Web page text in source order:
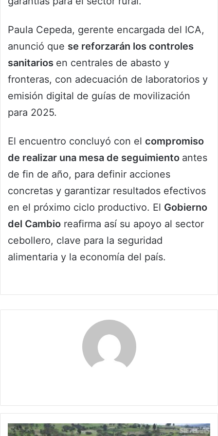
Paula Cepeda, gerente encargada del ICA,
anunció que se reforzarán los controles
sanitarios en centrales de abasto y
fronteras, con adecuación de laboratorios y
emisión digital de guías de movilización
para 2025.
El encuentro concluyó con el compromiso
de realizar una mesa de seguimiento antes
de fin de año, para definir acciones
concretas y garantizar resultados efectivos
en el próximo ciclo productivo. El Gobierno
del Cambio reafirma así su apoyo al sector
cebollero, clave para la seguridad
alimentaria y la economía del país.
Entrega